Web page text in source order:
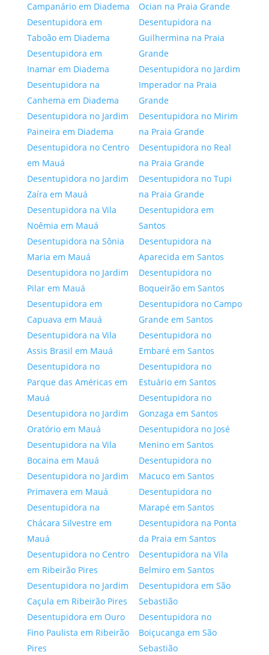
Campanário em Diadema
Desentupidora em
Taboão em Diadema
Desentupidora em
Inamar em Diadema
Desentupidora na
Canhema em Diadema
Desentupidora no Jardim
Paineira em Diadema
Desentupidora no Centro
em Mauá
Desentupidora no Jardim
Zaíra em Mauá
Desentupidora na Vila
Noêmia em Mauá
Desentupidora na Sônia
Maria em Mauá
Desentupidora no Jardim
Pilar em Mauá
Desentupidora em
Capuava em Mauá
Desentupidora na Vila
Assis Brasil em Mauá
Desentupidora no
Parque das Américas em
Mauá
Desentupidora no Jardim
Oratório em Mauá
Desentupidora na Vila
Bocaina em Mauá
Desentupidora no Jardim
Primavera em Mauá
Desentupidora na
Chácara Silvestre em
Mauá
Desentupidora no Centro
em Ribeirão Pires
Desentupidora no Jardim
Caçula em Ribeirão Pires
Desentupidora em Ouro
Fino Paulista em Ribeirão
Pires
Ocian na Praia Grande
Desentupidora na
Guilhermina na Praia
Grande
Desentupidora no Jardim
Imperador na Praia
Grande
Desentupidora no Mirim
na Praia Grande
Desentupidora no Real
na Praia Grande
Desentupidora no Tupi
na Praia Grande
Desentupidora em
Santos
Desentupidora na
Aparecida em Santos
Desentupidora no
Boqueirão em Santos
Desentupidora no Campo
Grande em Santos
Desentupidora no
Embaré em Santos
Desentupidora no
Estuário em Santos
Desentupidora no
Gonzaga em Santos
Desentupidora no José
Menino em Santos
Desentupidora no
Macuco em Santos
Desentupidora no
Marapé em Santos
Desentupidora na Ponta
da Praia em Santos
Desentupidora na Vila
Belmiro em Santos
Desentupidora em São
Sebastião
Desentupidora no
Boiçucanga em São
Sebastião